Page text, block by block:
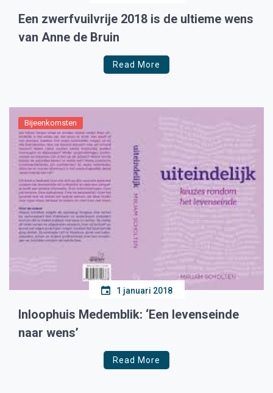
Een zwerfvuilvrije 2018 is de ultieme wens
van Anne de Bruin
Read More
Bijeenkomsten
1 januari 2018
Inloophuis Medemblik: ‘Een levenseinde
naar wens’
Read More